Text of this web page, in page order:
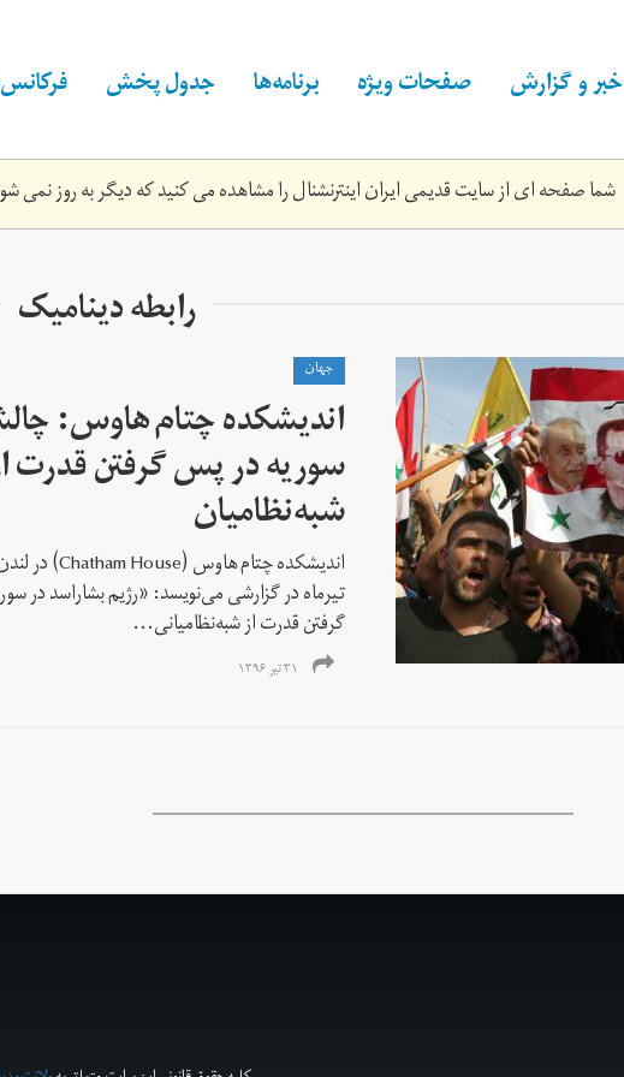
خبر و گزارش صفحات ویژه برنامه‌ها جدول پخش
شما صفحه ای از سایت قدیمی ایران اینترنشنال را مشاهده می کنید که دیگر به روز نمی
رابطه دینامیک
جهان
اندیشکده چتام هاوس:
سوریه در پس گرفتن قدرت
شبه‌نظامیان
تیرماه در گزارشی می‌نویسد: «رژیم بشاراسد در
گرفتن قدرت از شبه‌نظامیانی...
۳۱ تیر ۱۳۹۶